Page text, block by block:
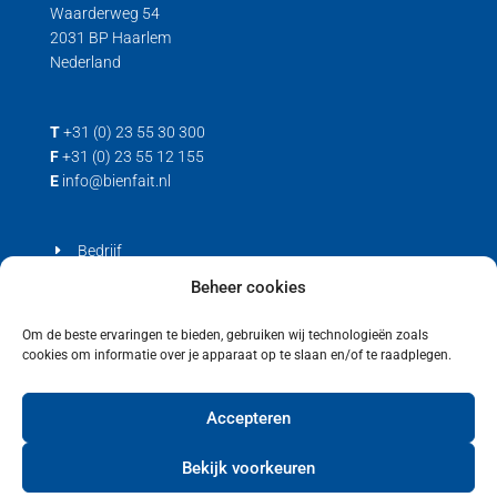
Beheer cookies
Om de beste ervaringen te bieden, gebruiken wij technologieën zoals
cookies om informatie over je apparaat op te slaan en/of te raadplegen.
Accepteren
Bekijk voorkeuren
Waarderweg 54
2031 BP Haarlem
Nederland
T +31 (0) 23 55 30 300
F +31 (0) 23 55 12 155
E info@bienfait.nl
Bedrijf
Cookiebeleid (EU)